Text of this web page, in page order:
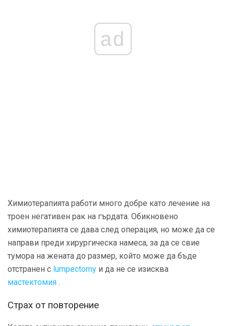
ad
Химиотерапията работи много добре като лечение на
троен негативен рак на гърдата. Обикновено
химиотерапията се дава след операция, но може да се
направи преди хирургическа намеса, за да се свие
тумора на жената до размер, който може да бъде
отстранен с lumpectomy и да не се изисква
мастектомия .
Страх от повторение